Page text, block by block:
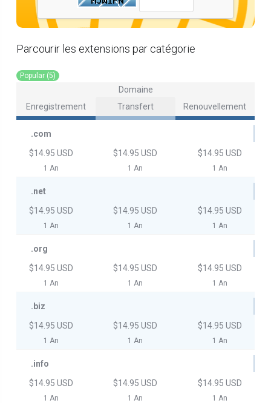
Parcourir les extensions par catégorie
Popular (5)
Domaine
Enregistrement
Transfert Renouvellement
.com
$14.95 USD
1 An
$14.95 USD
1 An
$14.95 USD
1 An
.net
$14.95 USD
1 An
$14.95 USD
1 An
$14.95 USD
1 An
.org
$14.95 USD
1 An
$14.95 USD
1 An
$14.95 USD
1 An
.biz
$14.95 USD
1 An
$14.95 USD
1 An
$14.95 USD
1 An
.info
$14.95 USD
1 An
$14.95 USD
1 An
$14.95 USD
1 An